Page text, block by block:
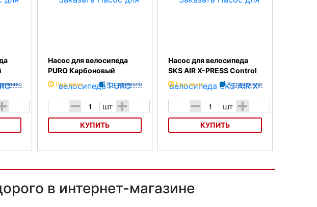
+
Насос для велосипеда
PURO Карбоновый
Под заказ К сравнению
- шт +
КУПИТЬ
Насос для велосипеда
SKS AIR X-PRESS Control
Под заказ К сравнению
- шт +
КУПИТЬ
в интернет-магазине